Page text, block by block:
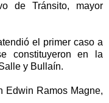
de Tránsito, mayor
el primer caso a
constituyeron en la
y Bullaín.
Edwin Ramos Magne,